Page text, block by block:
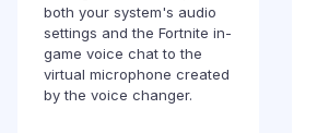
both your system's audio
settings and the Fortnite in-
game voice chat to the
virtual microphone created
by the voice changer.